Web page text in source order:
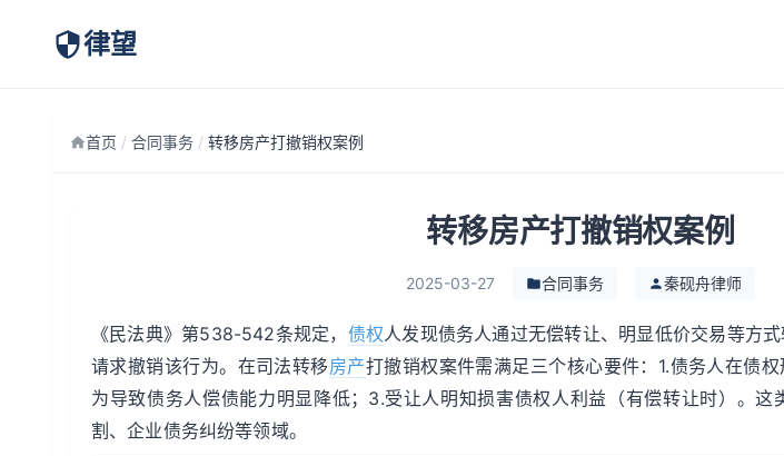
律望
首页 / 合同事务 / 转移房产打撤销权案例
转移房产打撤销权案例
2025-03-27 合同事务 秦砚舟律师
《民法典》第538-542条规定， 债权人发现债务人通过无偿转让、明显低价交易等方
请求撤销该行为。在司法转移房产打撤销权案件需满足三个核心要件：1.债务人在债
为导致债务人偿债能力明显降低；3.受让人明知损害债权人利益（有偿转让时）。这
割、企业债务纠纷等领域。